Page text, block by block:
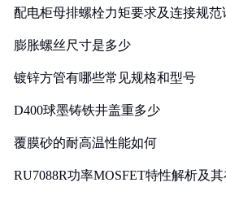
配电柜母排螺栓力矩要求及连接规范
膨胀螺丝尺寸是多少
镀锌方管有哪些常见规格和型号
D400球墨铸铁井盖重多少
覆膜砂的耐高温性能如何
RU7088R功率MOSFET特性解析及